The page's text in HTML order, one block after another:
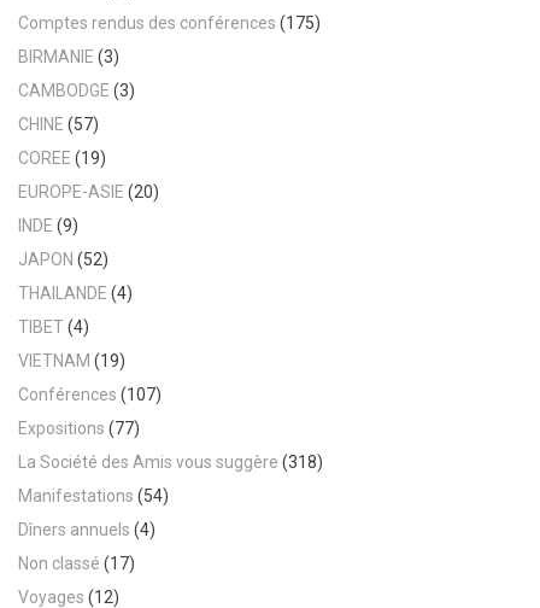
Comptes rendus des conférences (175)
BIRMANIE (3)
CAMBODGE (3)
CHINE (57)
COREE (19)
EUROPE-ASIE (20)
INDE (9)
JAPON (52)
THAILANDE (4)
TIBET(4)
VIETNAM (19)
Conférences (107)
Expositions (77)
La Société des Amis vous suggère (318)
Manifestations (54)
Dîners annuels (4)
Non classé (17)
Voyages (12)